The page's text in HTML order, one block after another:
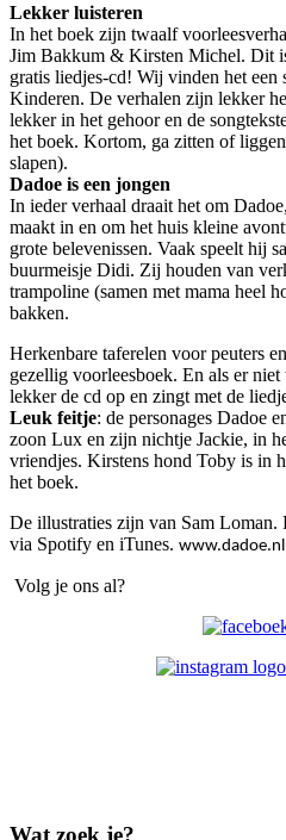
Lekker luisteren
In het boek zijn twaalf
Jim Bakkum & Kirsten Michel. Dit
gratis liedjes-cd! Wij vinden het een
Kinderen. De verhalen zijn lekker
lekker in het gehoor en de
het boek. Kortom, ga zitten of
slapen).
Dadoe is een jongen
In ieder verhaal draait het om
maakt in en om het huis kleine
grote belevenissen. Vaak speelt hij
buurmeisje Didi. Zij houden van
trampoline (samen met mama heel
bakken.
Herkenbare taferelen voor peuters
gezellig voorleesboek. En als er
lekker de cd op en zingt met de
Leuk feitje: de personages Dadoe
zoon Lux en zijn nichtje Jackie, in
vriendjes. Kirstens hond Toby is in
het boek.
De illustraties zijn van Sam
via Spotify en iTunes. www.dadoe.nl
Volg je ons al?
Wat zoek je?